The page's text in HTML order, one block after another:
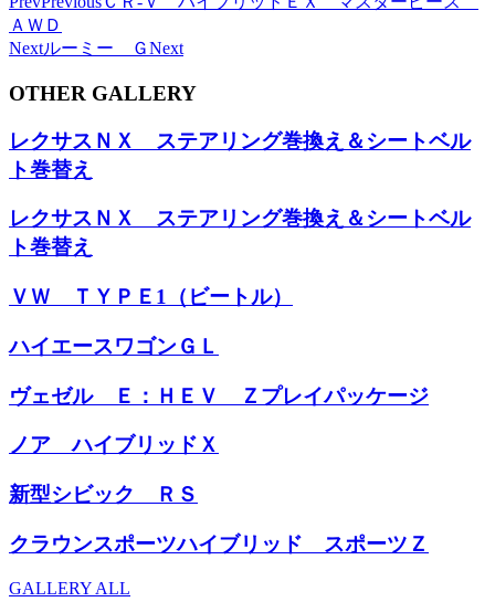
ＡＷＤ
Nextルーミー ＧNext
OTHER GALLERY
レクサスＮＸ ステアリング巻換え＆シートベル
ト巻替え
レクサスＮＸ ステアリング巻換え＆シートベル
ト巻替え
ＶＷ ＴＹＰＥ1（ビートル）
ハイエースワゴンＧＬ
ヴェゼル Ｅ：ＨＥＶ Ｚプレイパッケージ
ノア ハイブリッドＸ
新型シビック ＲＳ
クラウンスポーツハイブリッド スポーツＺ
GALLERY ALL